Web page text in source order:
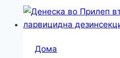
Дома